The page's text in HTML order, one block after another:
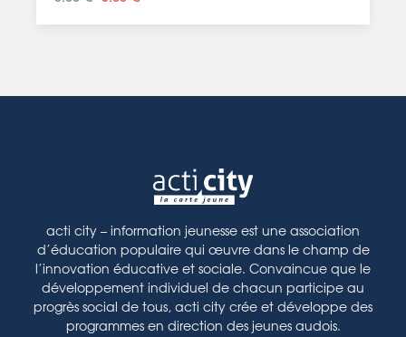
acti city – information jeunesse est une association
d’éducation populaire qui œuvre dans le champ de
l’innovation éducative et sociale. Convaincue que le
développement individuel de chacun participe au
progrès social de tous, acti city crée et développe des
programmes en direction des jeunes audois.